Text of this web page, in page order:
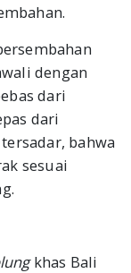
dengan
dari
dari
bahwa
sesuai
khas Bali